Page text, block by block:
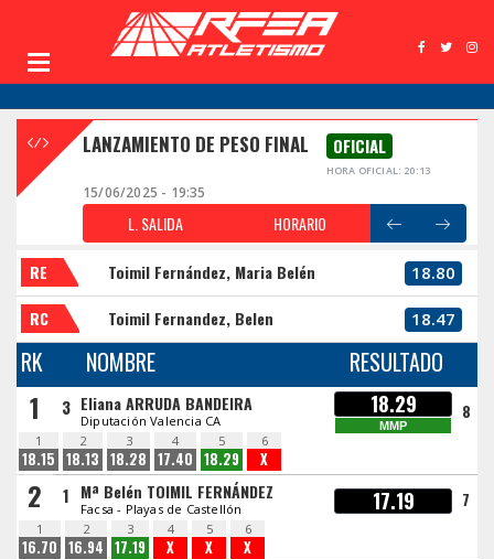
LANZAMIENTO DE PESO FINAL OFICIAL
HORA OFICIAL: 20:13
15/06/2025 - 19:35
L. SALIDA HORARIO
RE Toimil Fernández, Maria Belén 18.80
RC Toimil Fernandez, Belen 18.47
RK NOMBRE RESULTADO
1 3 Eliana ARRUDA BANDEIRA
Diputación Valencia CA
18.29
MMP
8
1
18.15
2
18.13
3
18.28
4
17.40
5
18.29
6
X
2 1 Mª Belén TOIMIL FERNÁNDEZ
Facsa - Playas de Castellón 17.19 7
1
16.70
2
16.94
3
17.19
4
X
5
X
6
X